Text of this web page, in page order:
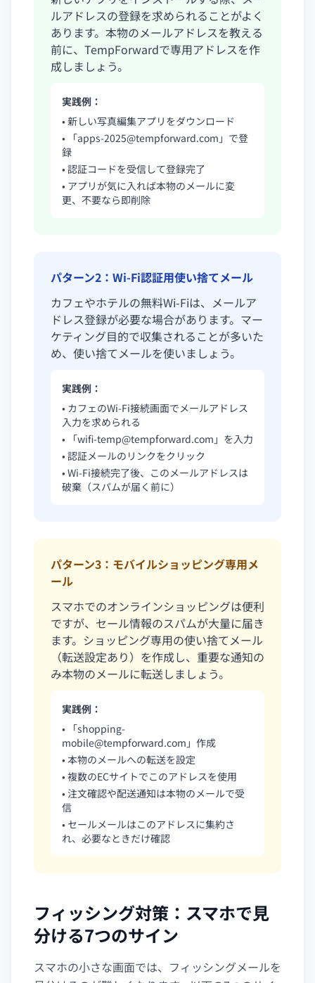
ルアドレスの登録を求められることがよく
あります。本物のメールアドレスを教える
前に、TempForwardで専用アドレスを作
成しましょう。
実践例：
• 新しい写真編集アプリをダウンロード
• 「apps-2025@tempforward.com 」で登
録
• 認証コードを受信して登録完了
• アプリが気に入れば本物のメールに変
更、不要なら即削除
パターン2：Wi-Fi認証用使い捨てメール
カフェやホテルの無料Wi-Fiは、メールア
ドレス登録が必要な場合があります。マー
ケティング目的で収集されることが多いた
め、使い捨てメールを使いましょう。
実践例：
• カフェのWi-Fi接続画面でメールアドレス
入力を求められる
• 「wifi-temp@tempforward.com 」を入力
• 認証メールのリンクをクリック
• Wi-Fi接続完了後、このメールアドレスは
破棄（スパムが届く前に）
パターン3：モバイルショッピング専用メ
ール
スマホでのオンラインショッピングは便利
ですが、セール情報のスパムが大量に届き
ます。ショッピング専用の使い捨てメール
（転送設定あり）を作成し、重要な通知の
み本物のメールに転送しましょう。
実践例：
• 「shopping-
mobile@tempforward.com 」作成
• 本物のメールへの転送を設定
• 複数のECサイトでこのアドレスを使用
• 注文確認や配送通知は本物のメールで受
信
• セールメールはこのアドレスに集約さ
れ、必要なときだけ確認
フィッシング対策：スマホで見
分ける7つのサイン
スマホの小さな画面では、フィッシングメールを